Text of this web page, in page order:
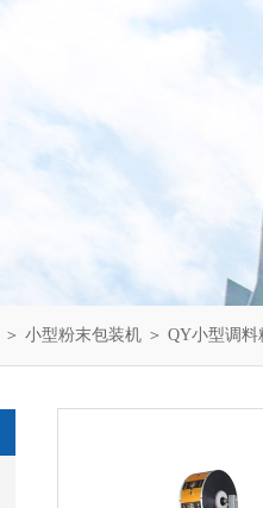
＞ 小型粉末包装机 ＞ QY小型调